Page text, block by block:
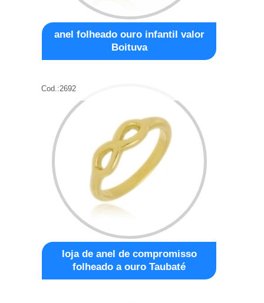
anel folheado ouro infantil valor
Boituva
Cod.:2692
loja de anel de compromisso
folheado a ouro Taubaté